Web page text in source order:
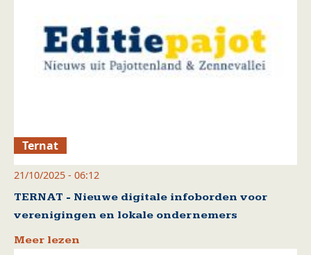
Ternat
21/10/2025 - 06:12
TERNAT - Nieuwe digitale infoborden voor
verenigingen en lokale ondernemers
Meer lezen